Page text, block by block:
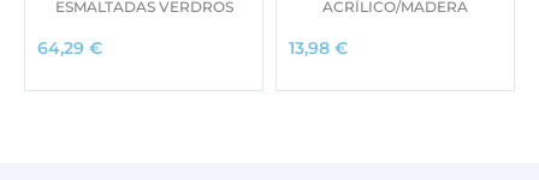
ESMALTADAS VERDROS
64,29 €
ACRÍLICO/MADERA
13,98 €